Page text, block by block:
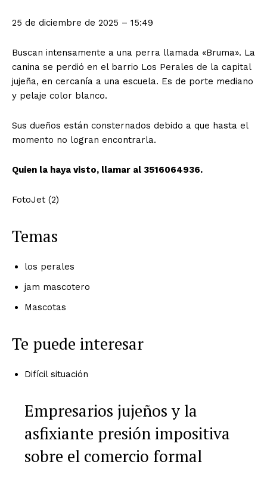
25 de diciembre de 2025 – 15:49
Buscan intensamente a una perra llamada «Bruma». La
canina se perdió en el barrio Los Perales de la capital
jujeña, en cercanía a una escuela. Es de porte mediano
y pelaje color blanco.
Sus dueños están consternados debido a que hasta el
momento no logran encontrarla.
Quien la haya visto, llamar al 3516064936.
FotoJet (2)
Temas
los perales
jam mascotero
Mascotas
Te puede interesar
Difícil situación
Empresarios jujeños y la
asfixiante presión impositiva
sobre el comercio formal